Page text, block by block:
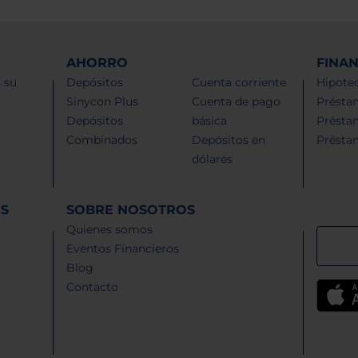
su
AHORRO
Depósitos
Sinycon Plus
Depósitos
Combinados
Cuenta corriente
Cuenta de pago
básica
Depósitos en
dólares
SOBRE NOSOTROS
Quienes somos
Eventos Financieros
Blog
Contacto